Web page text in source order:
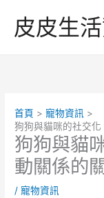
皮皮生
首頁
寵物資訊
狗狗與貓咪的社交
狗狗與貓
動關係的
/寵物資訊